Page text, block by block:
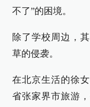
不了”的困境。
除了学校周边，
草的侵袭。
在北京生活的徐
省张家界市旅游